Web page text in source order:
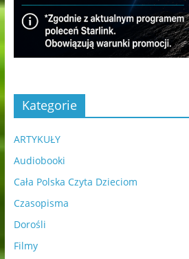
Kategorie
ARTYKUŁY
Audiobooki
Cała Polska Czyta Dzieciom
Czasopisma
Dorośli
Filmy